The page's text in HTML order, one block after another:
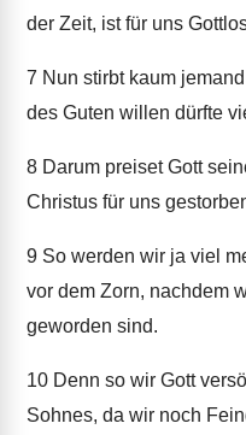
der Zeit, ist für uns
7 Nun stirbt kaum
des Guten willen dürfte
8 Darum preiset Gott
Christus für uns
9 So werden wir ja viel
vor dem Zorn, nachdem
geworden sind.
10 Denn so wir Gott
Sohnes, da wir noch